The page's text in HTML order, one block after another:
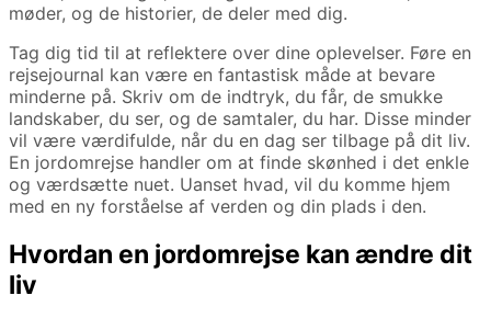
møder, og de historier, de deler med dig.
Tag dig tid til at reflektere over dine oplevelser. Føre en
rejsejournal kan være en fantastisk måde at bevare
minderne på. Skriv om de indtryk, du får, de smukke
landskaber, du ser, og de samtaler, du har. Disse minder
vil være værdifulde, når du en dag ser tilbage på dit liv.
En jordomrejse handler om at finde skønhed i det enkle
og værdsætte nuet. Uanset hvad, vil du komme hjem
med en ny forståelse af verden og din plads i den.
Hvordan en jordomrejse kan ændre dit
liv